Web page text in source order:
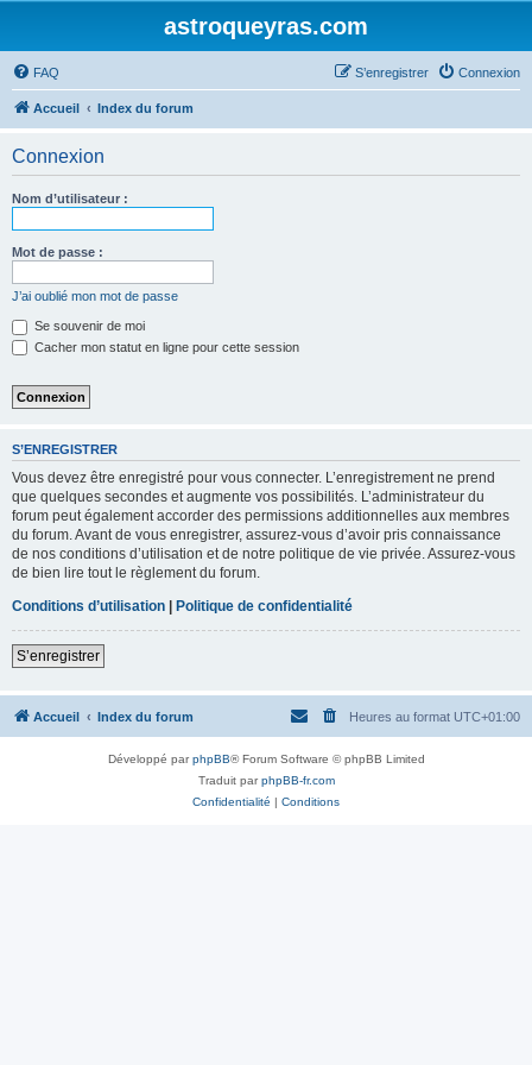
astroqueyras.com
FAQ Connexion
S’enregistrer
Accueil Index du forum
Connexion
Nom d’utilisateur :
Mot de passe :
J’ai oublié mon mot de passe
Se souvenir de moi
Cacher mon statut en ligne pour cette session
S’ENREGISTRER
Vous devez être enregistré pour vous connecter. L’enregistrement ne prend
que quelques secondes et augmente vos possibilités. L’administrateur du
forum peut également accorder des permissions additionnelles aux membres
du forum. Avant de vous enregistrer, assurez-vous d’avoir pris connaissance
de nos conditions d’utilisation et de notre politique de vie privée. Assurez-vous
de bien lire tout le règlement du forum.
Conditions d’utilisation | Politique de confidentialité
S’enregistrer
Accueil Index du forum Heures au format UTC+01:00
Développé parphpBB® Forum Software © phpBB Limited
Traduit parphpBB-fr.com
Confidentialité | Conditions